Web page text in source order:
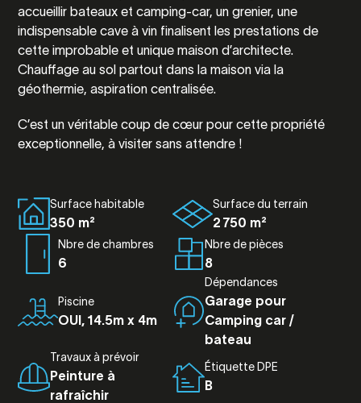
accueillir bateaux et camping-car, un grenier, une
indispensable cave à vin finalisent les prestations de
cette improbable et unique maison d’architecte.
Chauffage au sol partout dans la maison via la
géothermie, aspiration centralisée.
C’est un véritable coup de cœur pour cette propriété
exceptionnelle, à visiter sans attendre !
Surface habitable
350 m²
Surface du terrain
2 750 m²
Nbre de chambres
6
Nbre de pièces
8
Piscine
OUI, 14.5m x 4m
Dépendances
Garage pour
Camping car /
bateau
Travaux à prévoir
Peinture à
rafraîchir
Étiquette DPE
B